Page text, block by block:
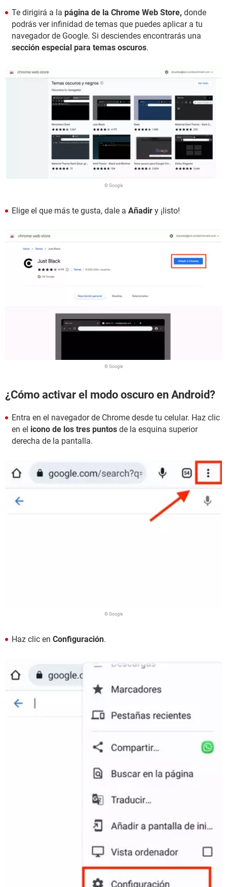
Te dirigirá a la página de la Chrome Web Store, donde
podrás ver infinidad de temas que puedes aplicar a tu
navegador de Google. Si desciendes encontrarás una
sección especial para temas oscuros.
© Google
Elige el que más te gusta, dale a Añadir y ¡listo!
© Google
¿Cómo activar el modo oscuro en Android?
Entra en el navegador de Chrome desde tu celular. Haz clic
en el icono de los tres puntos de la esquina superior
derecha de la pantalla.
© Google
Haz clic en Configuración.